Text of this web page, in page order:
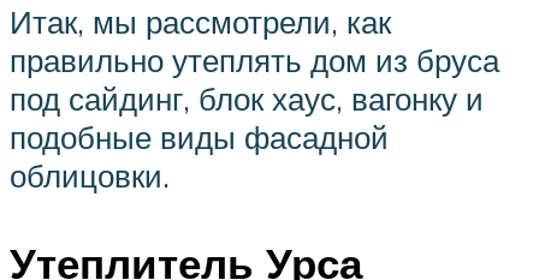
Итак, мы рассмотрели, как
правильно утеплять дом из бруса
под сайдинг, блок хаус, вагонку и
подобные виды фасадной
облицовки.
Утеплитель Урса